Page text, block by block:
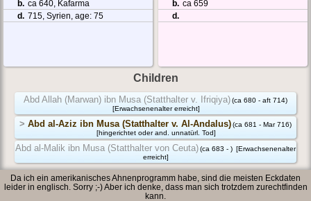
b. ca 640, Kafarma
d. 715, Syrien, age: 75
b. ca 659
d.
Children
Abd Allah (Marwan) ibn Musa (Statthalter v. Ifriqiya)(ca 680 - aft 714)
[Erwachsenenalter erreicht]
> Abd al-Aziz ibn Musa (Statthalter v. Al-Andalus)(ca 681 - Mar 716)
[hingerichtet oder and. unnatürl. Tod]
Abd al-Malik ibn Musa (Statthalter von Ceuta)(ca 683 - ) [Erwachsenenalter
erreicht]
Da ich ein amerikanisches Ahnenprogramm habe, sind die meisten Eckdaten
leider in englisch. Sorry ;-) Aber ich denke, dass man sich trotzdem zurechtfinden
kann.